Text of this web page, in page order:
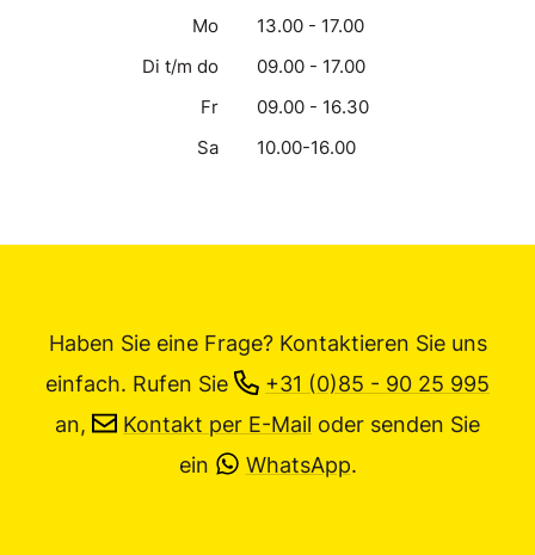
Mo
13.00 - 17.00
Di t/m do
09.00 - 17.00
Fr
09.00 - 16.30
Sa
10.00-16.00
Haben Sie eine Frage? Kontaktieren Sie uns
einfach. Rufen Sie
+31 (0)85 - 90 25 995
an,
Kontakt per E-Mail oder senden Sie
ein
WhatsApp.